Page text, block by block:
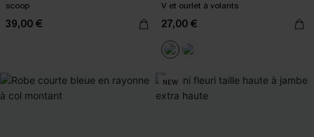
scoop
39,00 €
V et ourlet à volants
27,00 €
NEW